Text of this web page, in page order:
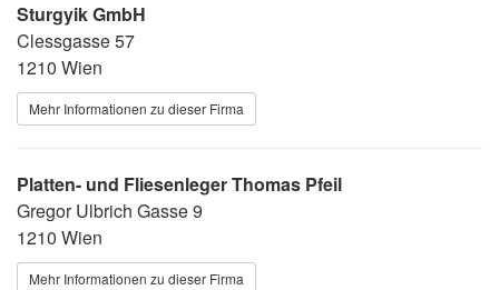
Sturgyik GmbH
Clessgasse 57
1210 Wien
Mehr Informationen zu dieser Firma
Platten- und Fliesenleger Thomas Pfeil
Gregor Ulbrich Gasse 9
1210 Wien
Mehr Informationen zu dieser Firma